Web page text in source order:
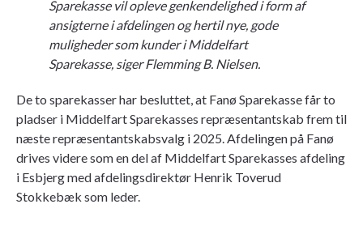
Sparekasse vil opleve genkendelighed i form af
ansigterne i afdelingen og hertil nye, gode
muligheder som kunder i Middelfart
Sparekasse, siger Flemming B. Nielsen.
De to sparekasser har besluttet, at Fanø Sparekasse får to
pladser i Middelfart Sparekasses repræsentantskab frem til
næste repræsentantskabsvalg i 2025. Afdelingen på Fanø
drives videre som en del af Middelfart Sparekasses afdeling
i Esbjerg med afdelingsdirektør Henrik Toverud
Stokkebæk som leder.